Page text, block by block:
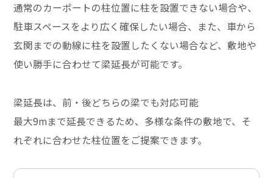
通常のカーポートの柱位置に柱を設置できない場合や、
駐車スペースをより広く確保したい場合、また、車から
玄関までの動線に柱を設置したくない場合など、敷地や
使い勝手に合わせて梁延長が可能です。
梁延長は、前・後どちらの梁でも対応可能
最大9mまで延長できるため、多様な条件の敷地で、そ
れぞれに合わせた柱位置をご提案できます。